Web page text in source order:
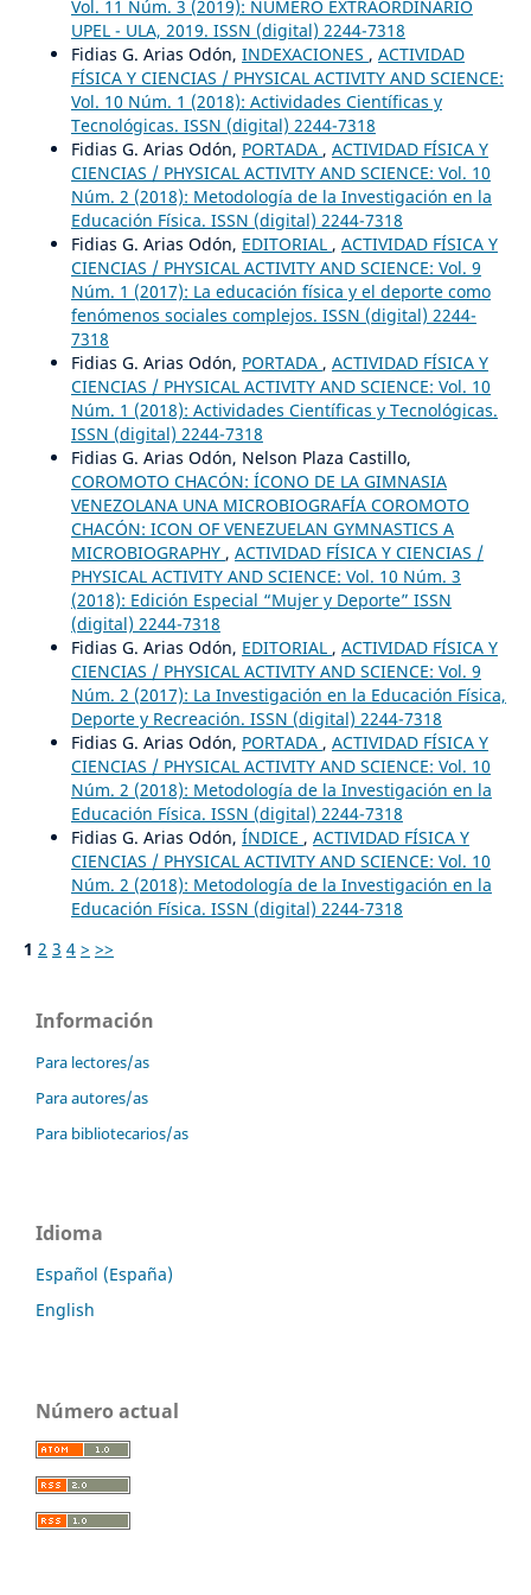
Vol. 11 Núm. 3 (2019): NÚMERO EXTRAORDINARIO
UPEL - ULA, 2019. ISSN (digital) 2244-7318
Fidias G. Arias Odón, INDEXACIONES , ACTIVIDAD
FÍSICA Y CIENCIAS / PHYSICAL ACTIVITY AND SCIENCE:
Vol. 10 Núm. 1 (2018): Actividades Científicas y
Tecnológicas. ISSN (digital) 2244-7318
Fidias G. Arias Odón, PORTADA , ACTIVIDAD FÍSICA Y
CIENCIAS / PHYSICAL ACTIVITY AND SCIENCE: Vol. 10
Núm. 2 (2018): Metodología de la Investigación en la
Educación Física. ISSN (digital) 2244-7318
Fidias G. Arias Odón, EDITORIAL , ACTIVIDAD FÍSICA Y
CIENCIAS / PHYSICAL ACTIVITY AND SCIENCE: Vol. 9
Núm. 1 (2017): La educación física y el deporte como
fenómenos sociales complejos. ISSN (digital) 2244-
7318
Fidias G. Arias Odón, PORTADA , ACTIVIDAD FÍSICA Y
CIENCIAS / PHYSICAL ACTIVITY AND SCIENCE: Vol. 10
Núm. 1 (2018): Actividades Científicas y Tecnológicas.
ISSN (digital) 2244-7318
Fidias G. Arias Odón, Nelson Plaza Castillo,
COROMOTO CHACÓN: ÍCONO DE LA GIMNASIA
VENEZOLANA UNA MICROBIOGRAFÍA COROMOTO
CHACÓN: ICON OF VENEZUELAN GYMNASTICS A
MICROBIOGRAPHY , ACTIVIDAD FÍSICA Y CIENCIAS /
PHYSICAL ACTIVITY AND SCIENCE: Vol. 10 Núm. 3
(2018): Edición Especial “Mujer y Deporte” ISSN
(digital) 2244-7318
Fidias G. Arias Odón, EDITORIAL , ACTIVIDAD FÍSICA Y
CIENCIAS / PHYSICAL ACTIVITY AND SCIENCE: Vol. 9
Núm. 2 (2017): La Investigación en la Educación Física,
Deporte y Recreación. ISSN (digital) 2244-7318
Fidias G. Arias Odón, PORTADA , ACTIVIDAD FÍSICA Y
CIENCIAS / PHYSICAL ACTIVITY AND SCIENCE: Vol. 10
Núm. 2 (2018): Metodología de la Investigación en la
Educación Física. ISSN (digital) 2244-7318
Fidias G. Arias Odón, ÍNDICE , ACTIVIDAD FÍSICA Y
CIENCIAS / PHYSICAL ACTIVITY AND SCIENCE: Vol. 10
Núm. 2 (2018): Metodología de la Investigación en la
Educación Física. ISSN (digital) 2244-7318
1 2 3 4 > >>
Información
Para lectores/as
Para autores/as
Para bibliotecarios/as
Idioma
Español (España)
English
Número actual